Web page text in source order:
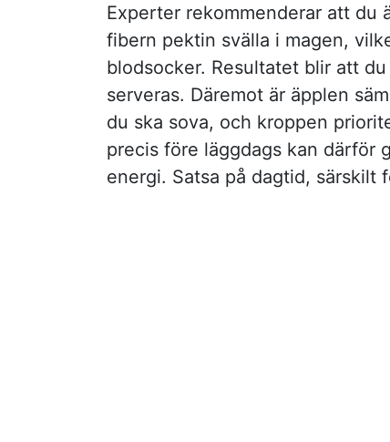
Experter rekommenderar att du
fibern pektin svälla i magen,
blodsocker. Resultatet blir att
serveras. Däremot är äpplen
du ska sova, och kroppen
precis före läggdags kan därför
energi. Satsa på dagtid, särskilt